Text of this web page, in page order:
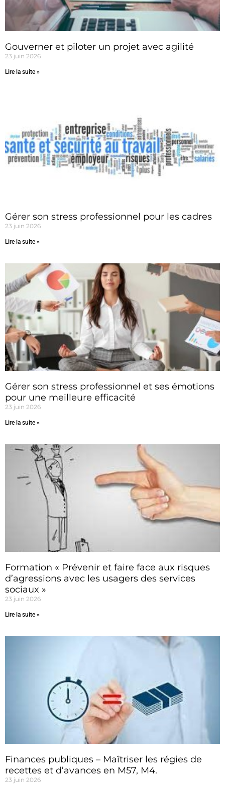
Gouverner et piloter un projet avec agilité
23 juin 2026
Lire la suite »
Gérer son stress professionnel pour les cadres
23 juin 2026
Lire la suite »
Gérer son stress professionnel et ses émotions
pour une meilleure efficacité
23 juin 2026
Lire la suite »
Formation « Prévenir et faire face aux risques
d’agressions avec les usagers des services
sociaux »
23 juin 2026
Lire la suite »
Finances publiques – Maîtriser les régies de
recettes et d’avances en M57, M4.
23 juin 2026